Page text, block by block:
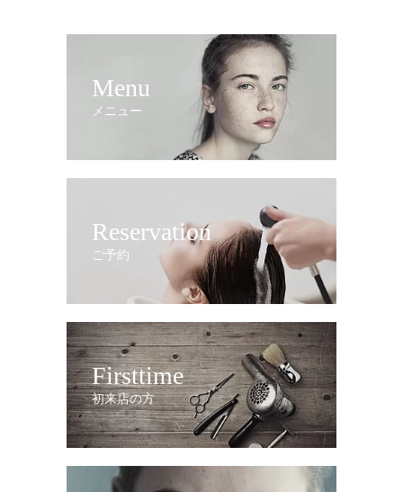
Menu
メニュー
Reservation
ご予約
Firsttime
初来店の方